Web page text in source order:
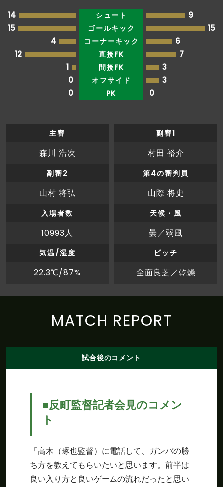
14 シュート
9
15
ゴールキック
15
4
コーナーキック
6
12
直接FK
7
1
間接FK
3
0
オフサイド
3
0
PK 0
主審
森川 浩次
副審1
村田 裕介
副審2
山村 将弘
第4の審判員
山際 将史
入場者数
10993人
天候・風
曇／弱風
気温/湿度
22.3℃/87%
ピッチ
全面良芝／乾燥
MATCH REPORT
試合後のコメント
■反町監督記者会見のコメン
ト
「高木（琢也監督）に電話して、ガンバの勝
ち方を教えてもらいたいと思います。前半は
良い入り方と良いゲームの流れだったと思い